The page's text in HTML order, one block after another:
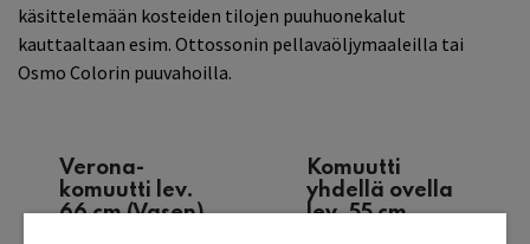
käsittelemään kosteiden tilojen puuhuonekalut
kauttaaltaan esim. Ottossonin pellavaöljymaaleilla tai
Osmo Colorin puuvahoilla.
Verona-
komuutti lev.
66 cm (Vasen)
Komuutti
yhdellä ovella
lev. 55 cm